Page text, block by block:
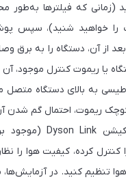
که فیلترها به‌طور
را خواهید شنید)، سپس
از آن، دستگاه را به برق
یا ریموت کنترل موجود،
به بالای دستگاه متصل
کوچک ریموت، احتمال گم
کنترل کرده، کیفیت هوا را
تنظیم کنید. در